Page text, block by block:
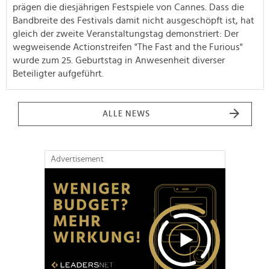
prägen die diesjährigen Festspiele von Cannes. Dass die
Bandbreite des Festivals damit nicht ausgeschöpft ist, hat
gleich der zweite Veranstaltungstag demonstriert: Der
wegweisende Actionstreifen "The Fast and the Furious"
wurde zum 25. Geburtstag in Anwesenheit diverser
Beteiligter aufgeführt.
ALLE NEWS
Advertisement